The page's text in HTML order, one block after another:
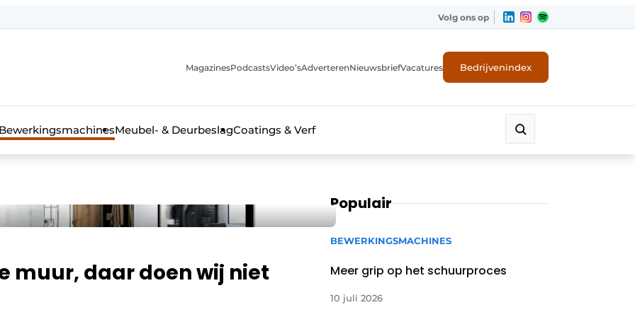
Volg ons op
MagazinesPodcastsVideo’sAdverterenNieuwsbriefVacatures Bedrijvenindex
BewerkingsmachinesMeubel- & DeurbeslagCoatings & Verf
muur, daar doen wij niet
Populair
BEWERKINGSMACHINES
Meer grip op het schuurproces
10 juli 2026